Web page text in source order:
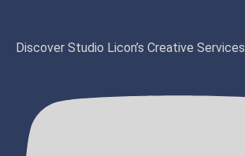
Discover Studio Licon’s Creative Services